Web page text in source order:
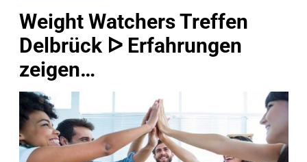
Weight Watchers Treffen
Delbrück ᐅ Erfahrungen
zeigen…